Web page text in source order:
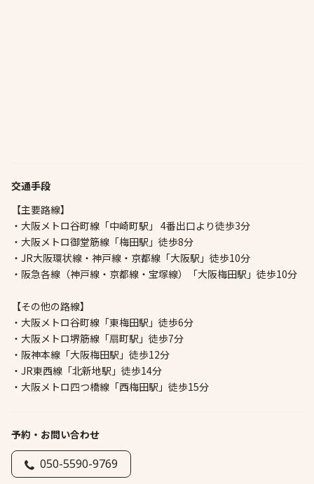
交通手段
【主要路線】
・大阪メトロ谷町線「中崎町駅」 4番出口より徒歩3分
・大阪メトロ御堂筋線「梅田駅」徒歩8分
・JR大阪環状線・神戸線・京都線「大阪駅」徒歩10分
・阪急各線（神戸線・京都線・宝塚線）「大阪梅田駅」徒歩10分
【その他の路線】
・大阪メトロ谷町線「東梅田駅」徒歩6分
・大阪メトロ堺筋線「扇町駅」徒歩7分
・阪神本線「大阪梅田駅」徒歩12分
・JR東西線「北新地駅」徒歩14分
・大阪メトロ四つ橋線「西梅田駅」徒歩15分
予約・お問い合わせ
050-5590-9769